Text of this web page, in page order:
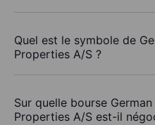
Quel est le symbole de
Properties A/S ?
Sur quelle bourse
Properties A/S est-il